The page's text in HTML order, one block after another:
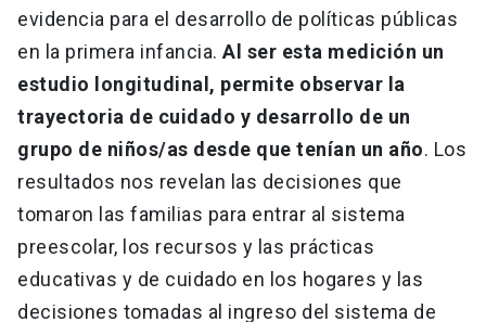
evidencia para el desarrollo de políticas públicas
en la primera infancia. Al ser esta medición un
estudio longitudinal, permite observar la
trayectoria de cuidado y desarrollo de un
grupo de niños/as desde que tenían un año. Los
resultados nos revelan las decisiones que
tomaron las familias para entrar al sistema
preescolar, los recursos y las prácticas
educativas y de cuidado en los hogares y las
decisiones tomadas al ingreso del sistema de